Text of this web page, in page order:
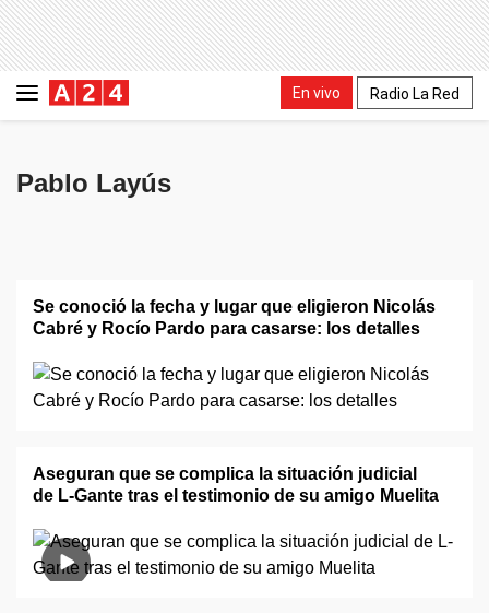
En vivo Radio La Red
Pablo Layús
Se conoció la fecha y lugar que eligieron Nicolás
Cabré y Rocío Pardo para casarse: los detalles
Aseguran que se complica la situación judicial
de L-Gante tras el testimonio de su amigo Muelita